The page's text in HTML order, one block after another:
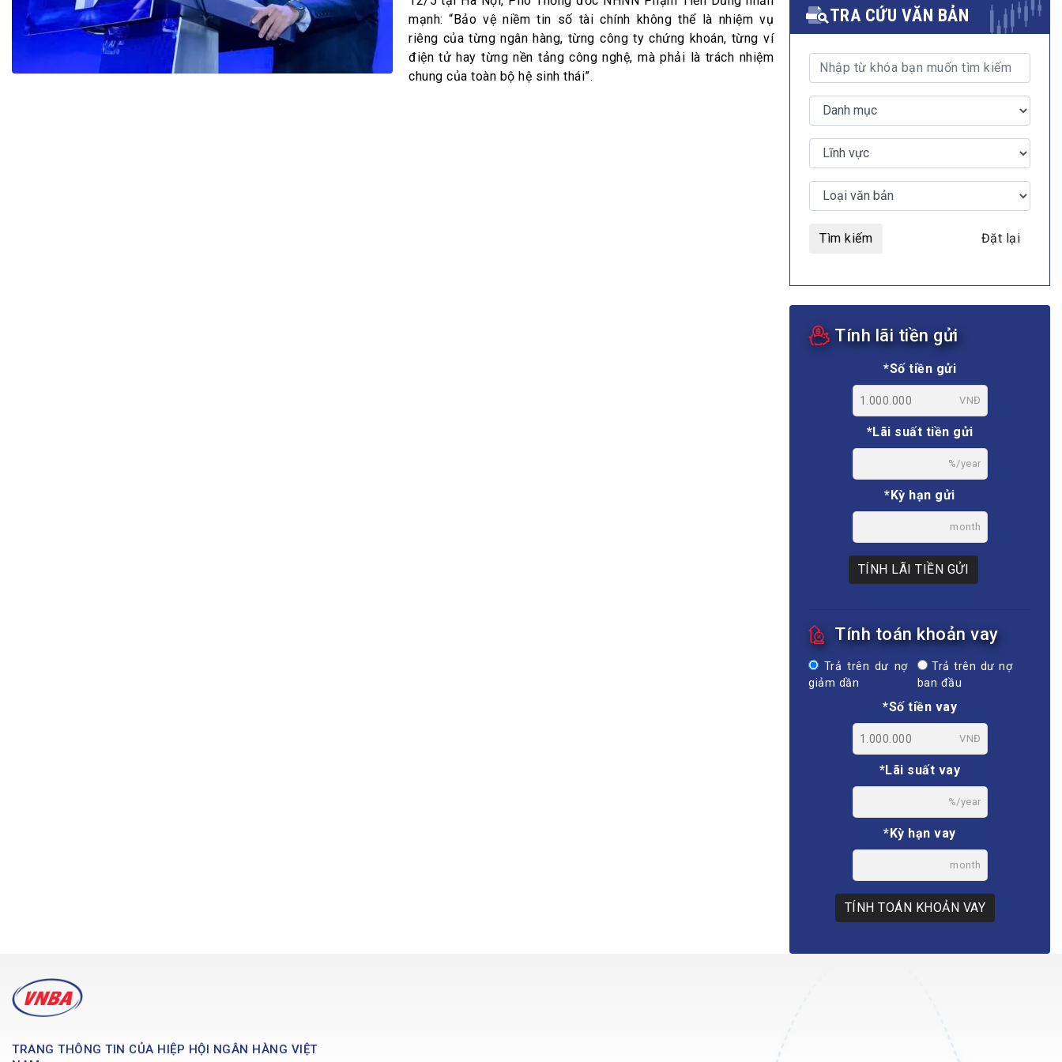
Bộ Chuẩn mực Đạo đức nghề nghiệp
Đối tác
Đấu giá tài sản
Thanh toán –Thẻ
Nhà quản trị
MULTIMEDIA
Video
E-magazines
mạnh: “Bảo vệ niềm tin số tài chính không thể là nhiệm vụ
riêng của từng ngân hàng, từng công ty chứng khoán, từng ví
điện tử hay từng nền tảng công nghệ, mà phải là trách nhiệm
chung của toàn bộ hệ sinh thái”.
TRA CỨU VĂN BẢN
Tìm kiếm Đặt lại
Tính lãi tiền gửi
*Số tiền gửi
VNĐ
*Lãi suất tiền gửi
%/year
*Kỳ hạn gửi
month
TÍNH LÃI TIỀN GỬI
Tính toán khoản vay
Trả trên dư nợ
giảm dần
Trả trên dư nợ
ban đầu
*Số tiền vay
VNĐ
*Lãi suất vay
%/year
*Kỳ hạn vay
month
TÍNH TOÁN KHOẢN VAY
TRANG THÔNG TIN CỦA HIỆP HỘI NGÂN HÀNG VIỆT